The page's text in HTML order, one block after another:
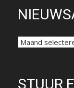
STUUR